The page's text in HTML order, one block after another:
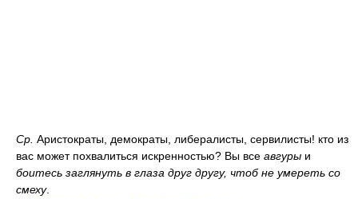
Ср. Аристократы, демократы, либералисты, сервилисты! кто из
вас может похвалиться искренностью? Вы все авгуры и
боитесь заглянуть в глаза друг другу, чтоб не умереть со
смеху.